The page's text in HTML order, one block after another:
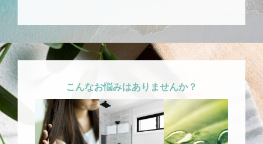
こんなお悩みはありませんか？